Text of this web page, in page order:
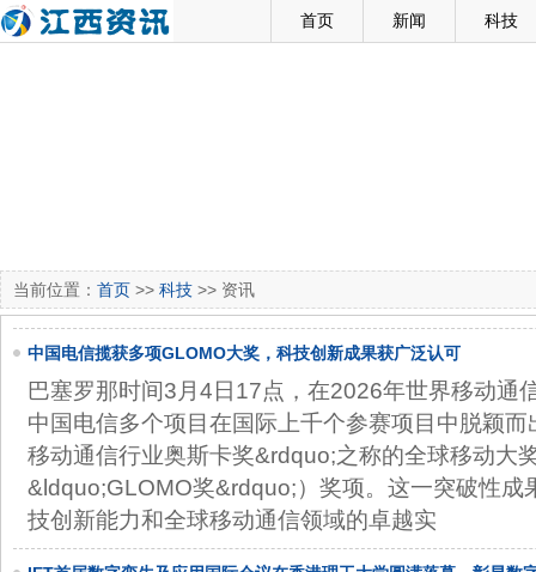
首页 新闻 科技
当前位置： 首页 >> 科技 >> 资讯
中国电信揽获多项GLOMO大奖，科技创新成果获广泛认可
巴塞罗那时间3月4日17点，在2026年世界移动通
中国电信多个项目在国际上千个参赛项目中脱颖
移动通信行业奥斯卡奖&rdquo;之称的全球移动大
&ldquo;GLOMO奖&rdquo;）奖项。这一突破性成
技创新能力和全球移动通信领域的卓越实